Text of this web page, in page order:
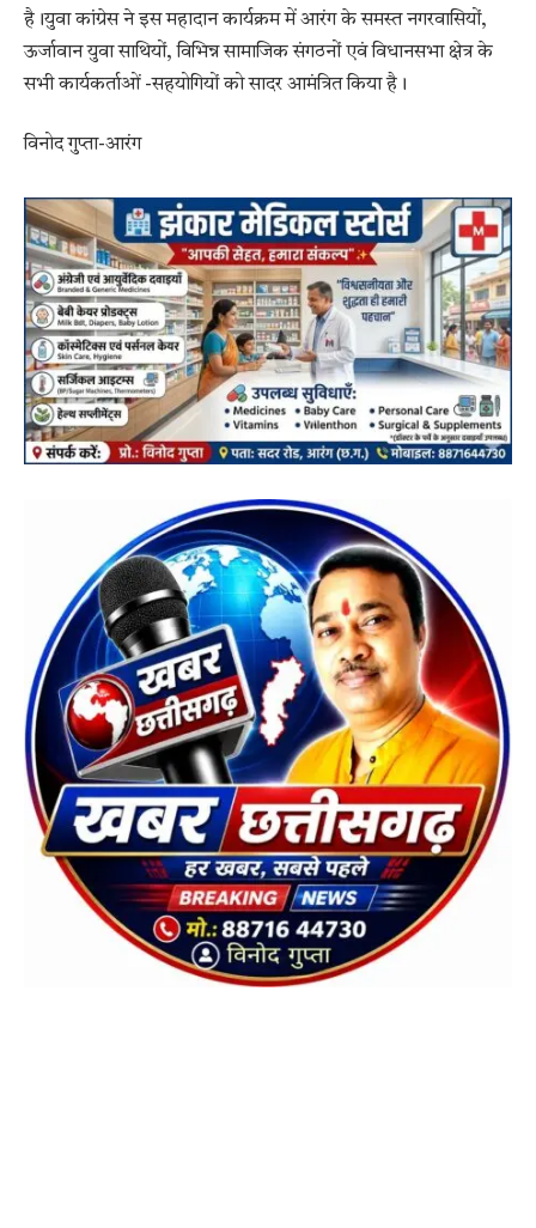
है।युवा कांग्रेस ने इस महादान कार्यक्रम में आरंग के समस्त नगरवासियों,
ऊर्जावान युवा साथियों, विभिन्न सामाजिक संगठनों एवं विधानसभा क्षेत्र के
सभी कार्यकर्ताओं -सहयोगियों को सादर आमंत्रित किया है।
विनोद गुप्ता-आरंग